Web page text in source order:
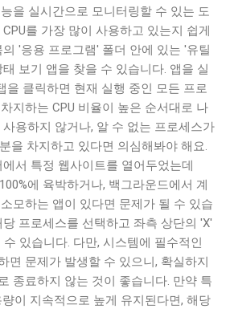
을 실시간으로 모니터링할 수 있는 도
를 가장 많이 사용하고 있는지 쉽게
'응용 프로그램' 폴더 안에 있는 '유틸
보기 앱을 찾을 수 있습니다. 앱을 실
을 클릭하면 현재 실행 중인 모든 프로
지하는 CPU 비율이 높은 순서대로 나
용하지 않거나, 알 수 없는 프로세스가
을 차지하고 있다면 의심해봐야 해요.
서 특정 웹사이트를 열어두었는데
에 육박하거나, 백그라운드에서 계
모하는 앱이 있다면 문제가 될 수 있습
프로세스를 선택하고 좌측 상단의 'X'
있습니다. 다만, 시스템에 필수적인
면 문제가 발생할 수 있으니, 확실하지
종료하지 않는 것이 좋습니다. 만약 특
이 지속적으로 높게 유지된다면, 해당